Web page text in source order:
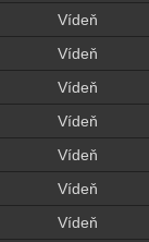
Vídeň
Vídeň
Vídeň
Vídeň
Vídeň
Vídeň
Vídeň